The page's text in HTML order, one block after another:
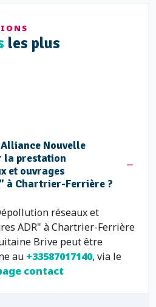
les plus
Nouvelle
la prestation
et ouvrages
à Chartrier-Ferrière ?
réseaux et
ADR" à Chartrier-Ferrière
Brive peut être
au +33587017140, via le
contact